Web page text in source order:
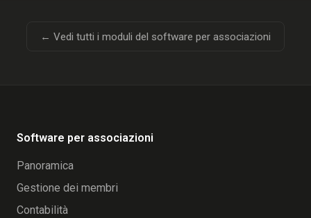
← Vedi tutti i moduli del software per associazioni
Software per associazioni
Panoramica
Gestione dei membri
Contabilità